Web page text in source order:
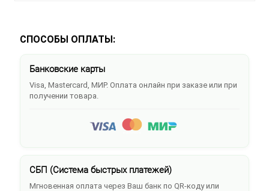
СПОСОБЫ ОПЛАТЫ:
Банковские карты
Visa, Mastercard, МИР. Оплата онлайн при заказе или при
получении товара.
СБП (Система быстрых платежей)
Мгновенная оплата через Ваш банк по QR-коду или